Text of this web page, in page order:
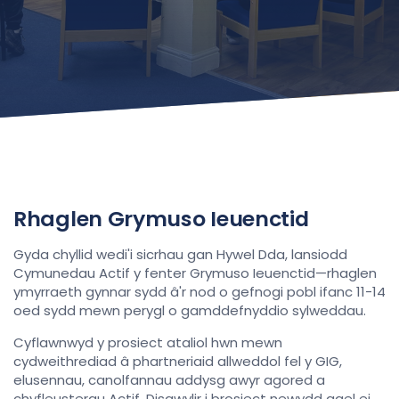
Rhaglen Grymuso Ieuenctid
Gyda chyllid wedi'i sicrhau gan Hywel Dda, lansiodd
Cymunedau Actif y fenter Grymuso Ieuenctid—rhaglen
ymyrraeth gynnar sydd â'r nod o gefnogi pobl ifanc 11-14
oed sydd mewn perygl o gamddefnyddio sylweddau.
Cyflawnwyd y prosiect ataliol hwn mewn
cydweithrediad â phartneriaid allweddol fel y GIG,
elusennau, canolfannau addysg awyr agored a